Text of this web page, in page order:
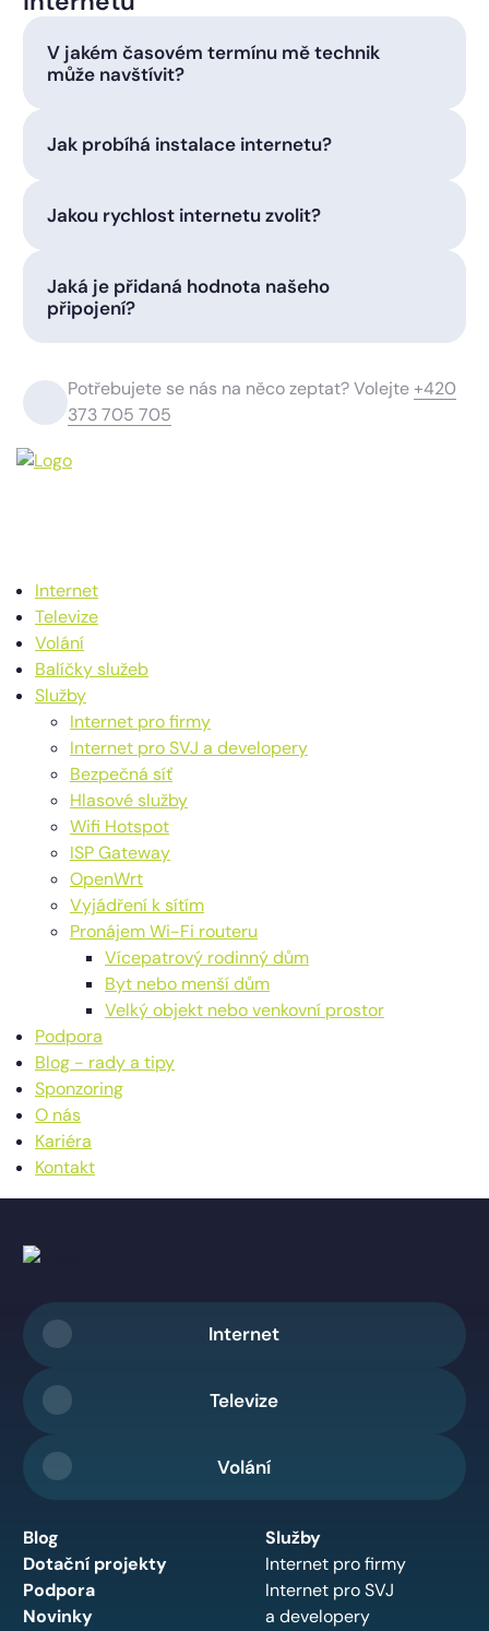
V jakém časovém termínu mě technik
může navštívit?
Jak probíhá instalace internetu?
Jakou rychlost internetu zvolit?
Jaká je přidaná hodnota našeho
připojení?
Potřebujete se nás na něco zeptat? Volejte+420
373 705 705
Internet
Televize
Volání
Balíčky služeb
Služby
Internet pro firmy
Internet pro SVJ a developery
Bezpečná síť
Hlasové služby
Wifi Hotspot
ISP Gateway
OpenWrt
Vyjádření k sítím
Pronájem Wi-Fi routeru
Vícepatrový rodinný dům
Byt nebo menší dům
Velký objekt nebo venkovní prostor
Podpora
Blog - rady a tipy
Sponzoring
O nás
Kariéra
Kontakt
Internet
Televize
Volání
Blog
Dotační projekty
Podpora
Novinky
Služby
Internet pro firmy
Internet pro SVJ
a developery